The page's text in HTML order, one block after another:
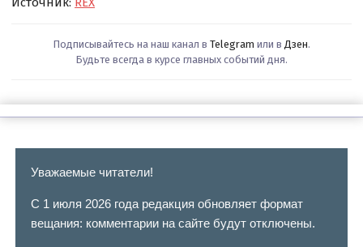
Подписывайтесь на наш канал в Telegram или в Дзен.
Будьте всегда в курсе главных событий дня.
Уважаемые читатели!
С 1 июля 2026 года редакция обновляет формат
вещания: комментарии на сайте будут отключены.